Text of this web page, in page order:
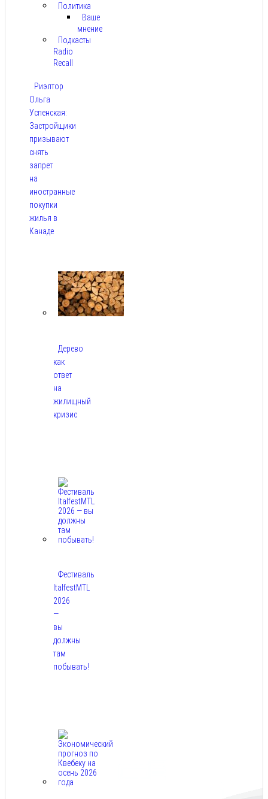
Политика
Ваше
мнение
Подкасты
Radio
Recall
Риэлтор
Ольга
Успенская:
Застройщики
призывают
снять
запрет
на
иностранные
покупки
жилья в
Канаде
Дерево
как
ответ
на
жилищный
кризис
Фестиваль
ItalfestMTL
2026
—
вы
должны
там
побывать!